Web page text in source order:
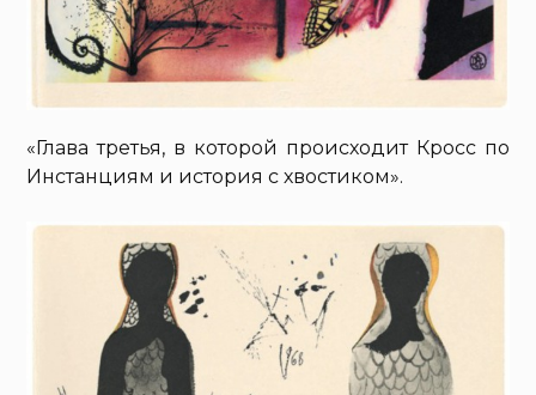
«Глава третья, в которой происходит Кросс по
Инстанциям и история с хвостиком».